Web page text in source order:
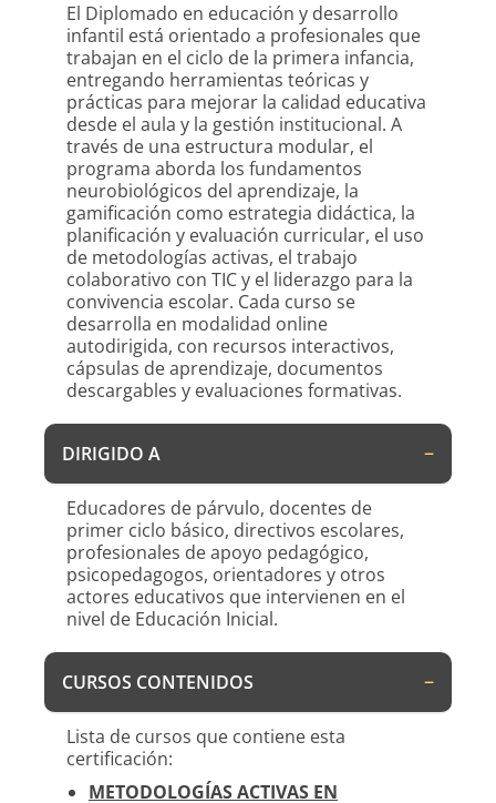
El Diplomado en educación y desarrollo
infantil está orientado a profesionales que
trabajan en el ciclo de la primera infancia,
entregando herramientas teóricas y
prácticas para mejorar la calidad educativa
desde el aula y la gestión institucional. A
través de una estructura modular, el
programa aborda los fundamentos
neurobiológicos del aprendizaje, la
gamificación como estrategia didáctica, la
planificación y evaluación curricular, el uso
de metodologías activas, el trabajo
colaborativo con TIC y el liderazgo para la
convivencia escolar. Cada curso se
desarrolla en modalidad online
autodirigida, con recursos interactivos,
cápsulas de aprendizaje, documentos
descargables y evaluaciones formativas.
DIRIGIDO A
Educadores de párvulo, docentes de
primer ciclo básico, directivos escolares,
profesionales de apoyo pedagógico,
psicopedagogos, orientadores y otros
actores educativos que intervienen en el
nivel de Educación Inicial.
CURSOS CONTENIDOS
Lista de cursos que contiene esta
certificación:
METODOLOGÍAS ACTIVAS EN